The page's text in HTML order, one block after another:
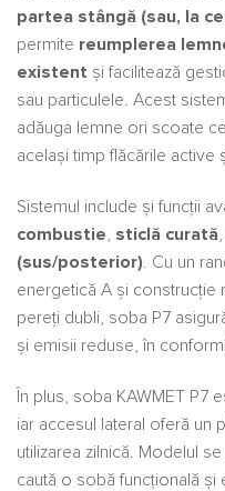
partea stângă (sau, la
permite reumplerea
existent și facilitează
sau particulele. Acest
adăuga lemne ori scoate
același timp flăcările active
Sistemul include și funcții
combustie, sticlă curată
(sus/posterior). Cu un
energetică A și
pereți dubli, soba P7
și emisii reduse, în
În plus, soba KAWMET P7
iar accesul lateral oferă un
utilizarea zilnică. Modelul
caută o sobă funcțională și